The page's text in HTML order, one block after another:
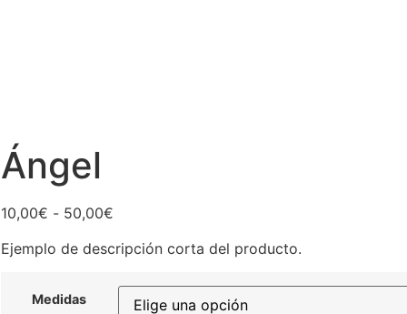
Ángel
10,00€ - 50,00€Rango
precios:
10,00€
Ejemplo de descripción corta del producto.
Medidas